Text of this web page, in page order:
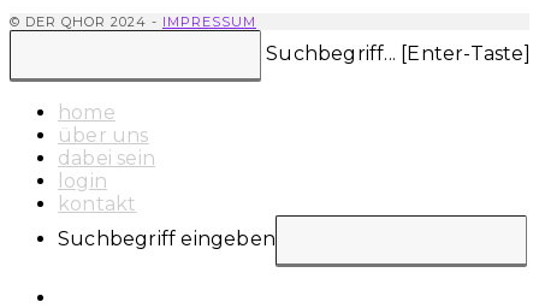
© DER QHOR 2024 - IMPRESSUM
Diese
durchsuchen
Suchbegriff... [Enter-Taste]
home
über uns
dabei sein
login
kontakt
Suchbegriff eingeben